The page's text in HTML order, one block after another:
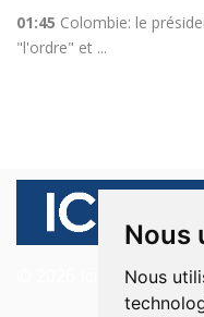
Nous
Nous
01:45 Colombie: le
"l'ordre" et ...
© 2026 Ici Beyrouth.